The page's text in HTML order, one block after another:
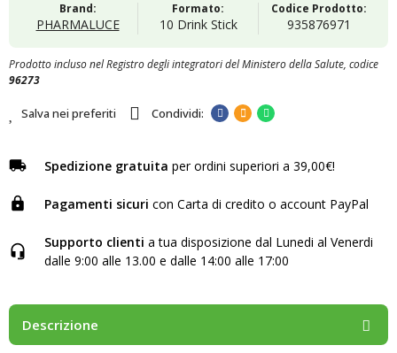
Brand:
PHARMALUCE
Formato:
10 Drink Stick
Codice Prodotto:
935876971
Prodotto incluso nel Registro degli integratori del Ministero della Salute, codice
96273
Salva nei preferiti
Spedizione gratuita per ordini superiori a 39,00€!
Pagamenti sicuri con Carta di credito o account PayPal
Supporto clienti a tua disposizione dal Lunedi al Venerdi
dalle 9:00 alle 13.00 e dalle 14:00 alle 17:00
Descrizione